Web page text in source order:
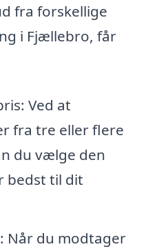
fra forskellige
i Fjællebro, får
Ved at
fra tre eller flere
du vælge den
bedst til dit
Når du modtager